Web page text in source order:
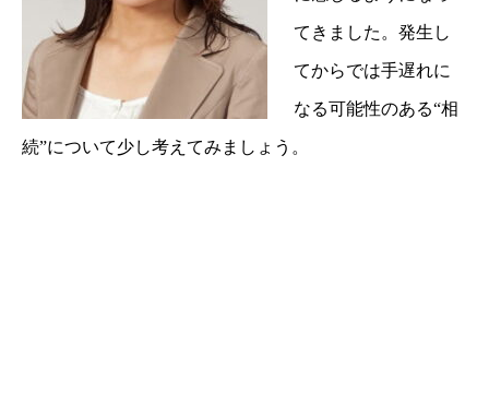
てきました。発生し
てからでは手遅れに
なる可能性のある“相
続”について少し考えてみましょう。